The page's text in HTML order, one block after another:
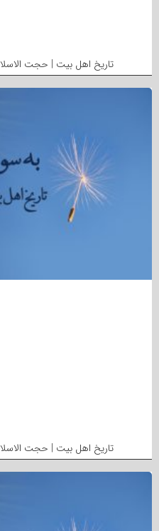
تاریخ اهل بیت | حجت
تاریخ اهل بیت | حجت